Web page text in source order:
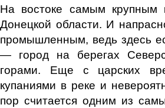
На востоке самым крупным
Донецкой области. И
промышленным, ведь здесь
— город на берегах
горами. Еще с царских
купаниями в реке и
пор считается одним из